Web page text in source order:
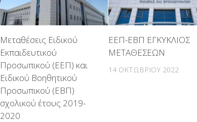
Μεταθέσεις Ειδικού
Εκπαιδευτικού
Προσωπικού (ΕΕΠ) και
Ειδικού Βοηθητικού
Προσωπικού (ΕΒΠ)
σχολικού έτους 2019-
2020
ΕΕΠ-ΕΒΠ ΕΓΚΥΚΛΙΟΣ
ΜΕΤΑΘΕΣΕΩΝ
14 ΟΚΤΩΒΡΊΟΥ 2022